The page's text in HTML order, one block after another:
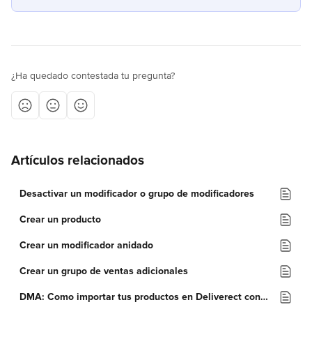
¿Ha quedado contestada tu pregunta?
Artículos relacionados
Desactivar un modificador o grupo de modificadores
Crear un producto
Crear un modificador anidado
Crear un grupo de ventas adicionales
DMA: Como importar tus productos en Deliverect con un archivo CSV.